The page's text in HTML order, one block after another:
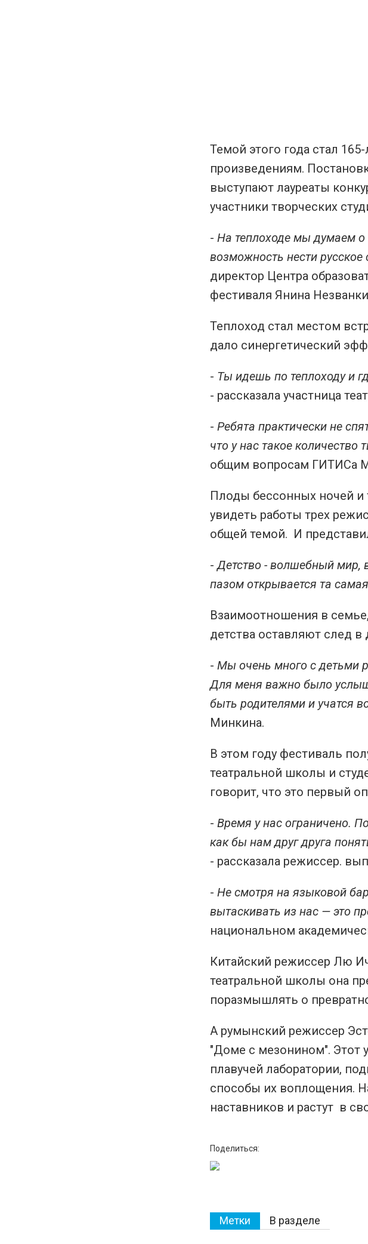
Темой этого года стал
произведениям.
выступают лауреаты
участники творческих
- На теплоходе мы думаем о
возможность нести русское
директор Центра
фестиваля Янина
Теплоход стал местом
дало синергетический
- Ты идешь по теплоходу и
- рассказала участница
- Ребята практически не
что у нас такое
общим вопросам ГИТИСа
Плоды бессонных ночей и
увидеть работы трех
общей темой. И
- Детство - волшебный мир,
пазом открывается та
Взаимоотношения в
детства оставляют след
- Мы очень много с детьми
Для меня важно было
быть родителями и учатся
Минкина.
В этом году фестиваль
театральной школы и
говорит, что это первый
- Время у нас ограничено.
как бы нам друг друга
- рассказала режиссер.
- Не смотря на языковой
вытаскивать из нас — это
национальном
Китайский режиссер Лю
театральной школы она
поразмышлять о
А румынский режиссер
"Доме с мезонином". Этот
плавучей лаборатории,
способы их воплощения.
наставников и растут в
Поделиться:
Метки В разделе